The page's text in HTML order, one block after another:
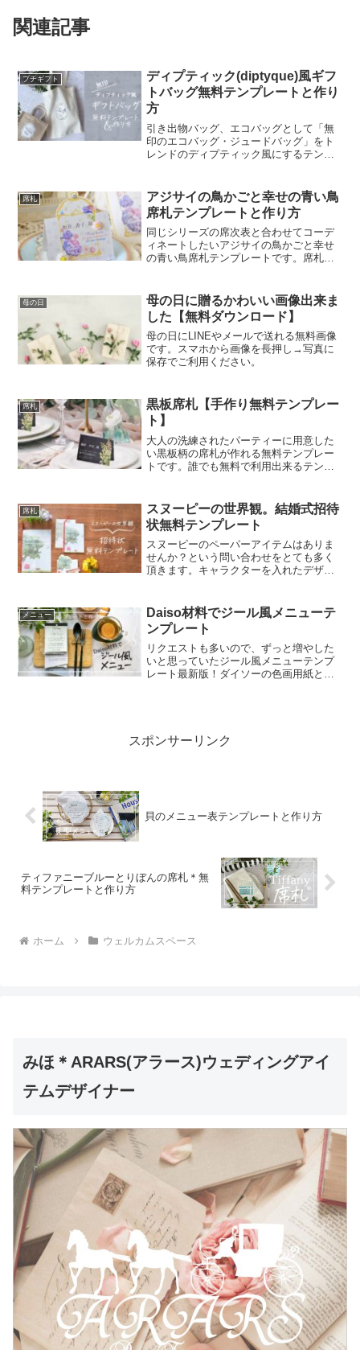
関連記事
プチギフト
ディプティック(diptyque)風ギフ
トバッグ無料テンプレートと作り
方
引き出物バッグ、エコバッグとして「無
印のエコバッグ・ジュードバッグ」をト
レンドのディプティック風にするテンプ
ータグやメッセージカードとしても使え
ます。テンプレートテン...
席札
アジサイの鳥かごと幸せの青い鳥
席札テンプレートと作り方
同じシリーズの席次表と合わせてコーデ
ィネートしたいアジサイの鳥かごと幸せ
の青い鳥席札テンプレートです。席札は
作りやすいですが、折り目が無いもので
も構いません。
母の日
母の日に贈るかわいい画像出来ま
した【無料ダウンロード】
母の日にLINEやメールで送れる無料画像
です。スマホから画像を長押し→写真に
保存でご利用ください。
席札
黒板席札【手作り無料テンプレー
ト】
大人の洗練されたパーティーに用意した
い黒板柄の席札が作れる無料テンプレー
トです。誰でも無料で利用出来るテンプ
席札
スヌーピーの世界観。結婚式招待
状無料テンプレート
スヌーピーのペーパーアイテムはありま
せんか？という問い合わせをとても多く
頂きます。キャラクターを入れたデザイ
メージした招待状を作りました。テンプ
レートは無料で利用出来ます。ニックネ
ームとメールアドレスを入力、【Send
Download Link】を押してください。メー
ルにテンプレートリンクが送信されま
す。
メニュー
Daiso材料でジール風メニューテ
ンプレート
リクエストも多いので、ずっと増やした
いと思っていたジール風メニューテンプ
レート最新版！ダイソーの色画用紙とデ
スポンサーリンク
貝のメニュー表テンプレートと作り方
ティファニーブルーとりぼんの席札＊無
料テンプレートと作り方
ホーム ウェルカムスペース
みほ＊ARARS(アラース)ウェディングアイ
テムデザイナー